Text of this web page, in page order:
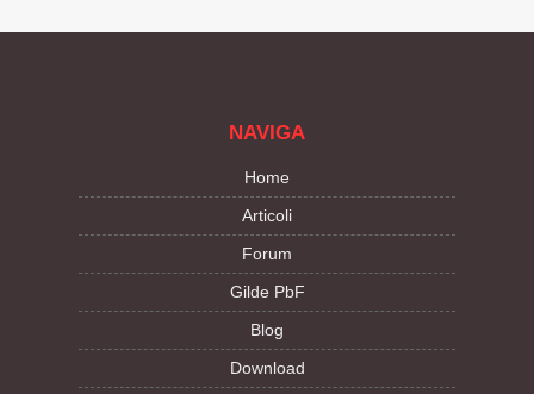
NAVIGA
Home
Articoli
Forum
Gilde PbF
Blog
Download